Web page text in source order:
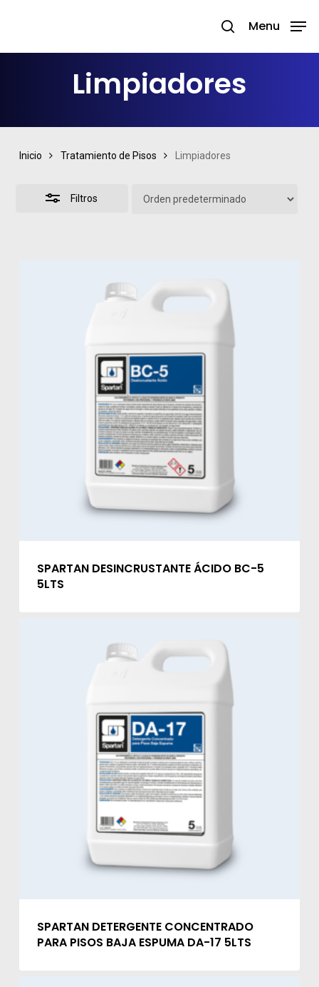
main
search
Menu
Limpiadores
Inicio Tratamiento de Pisos Limpiadores
Filtros
Close
Filters
SPARTAN DESINCRUSTANTE ÁCIDO BC-5
5LTS
SPARTAN DETERGENTE CONCENTRADO
PARA PISOS BAJA ESPUMA DA-17 5LTS